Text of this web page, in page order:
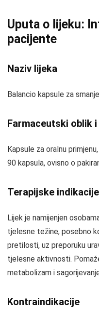
Uputa o lijeku:
pacijente
Naziv lijeka
Balancio kapsule za
Farmaceutski oblik
Kapsule za oralnu
90 kapsula, ovisno o
Terapijske indikacije
Lijek je namijenjen
tjelesne težine, posebno
pretilosti, uz preporuku
tjelesne aktivnosti.
metabolizam i
Kontraindikacije